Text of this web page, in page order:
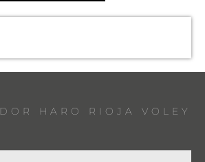
HARO RIOJA VOLEY